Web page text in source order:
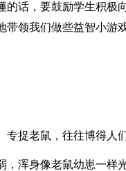
话，要鼓励学生积极
领我们做些益智小游
捉老鼠，往往博得人们
浑身像老鼠幼崽一样